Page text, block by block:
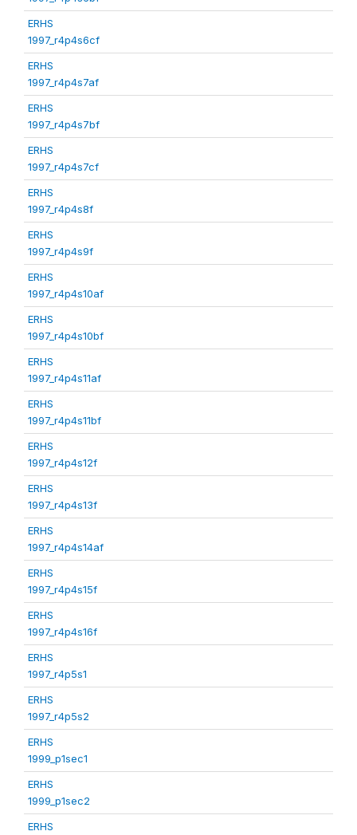
ERHS
1997_r4p4s6cf
ERHS
1997_r4p4s7af
ERHS
1997_r4p4s7bf
ERHS
1997_r4p4s7cf
ERHS
1997_r4p4s8f
ERHS
1997_r4p4s9f
ERHS
1997_r4p4s10af
ERHS
1997_r4p4s10bf
ERHS
1997_r4p4s11af
ERHS
1997_r4p4s11bf
ERHS
1997_r4p4s12f
ERHS
1997_r4p4s13f
ERHS
1997_r4p4s14af
ERHS
1997_r4p4s15f
ERHS
1997_r4p4s16f
ERHS
1997_r4p5s1
ERHS
1997_r4p5s2
ERHS
1999_p1sec1
ERHS
1999_p1sec2
ERHS